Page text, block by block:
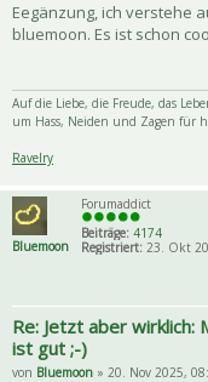
Eegänzung, ich verstehe
bluemoon. Es ist schon
Auf die Liebe, die Freude, das
um Hass, Neiden und Zagen für
Ravelry
Bluemoon
Forumaddict
Beiträge: 4174
Registriert: 23. Okt
Re: Jetzt aber wirklich:
ist gut ;-)
von Bluemoon » 20. Nov 2025,